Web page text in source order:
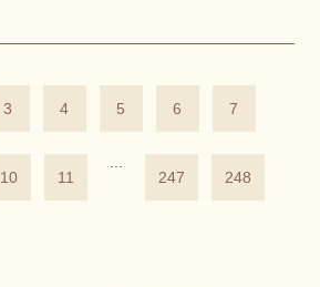
3 4 5 6 7
10 11
247
248